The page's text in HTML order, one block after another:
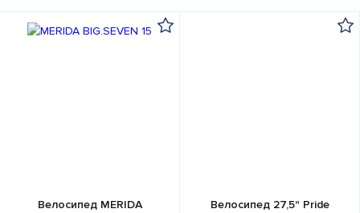
Велосипед MERIDA
Велосипед 27,5" Pride